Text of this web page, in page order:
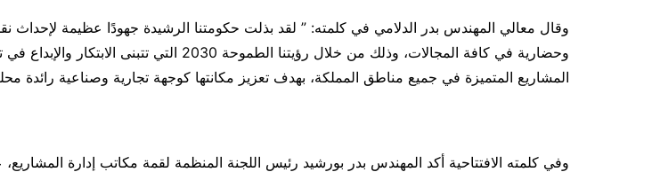
وقال معالي المهندس بدر الدلامي في كلمته: ” لقد بذلت حكومتنا الرشيدة جهودًا عظيمة لإحداث
وحضارية في كافة المجالات، وذلك من خلال رؤيتنا الطموحة 2030 التي تتبنى
المشاريع المتميزة في جميع مناطق المملكة، بهدف تعزيز مكانتها كوجهة تجارية وصناعية رائدة
وفي كلمته الافتتاحية أكد المهندس بدر بورشيد رئيس اللجنة المنظمة لقمة مكاتب إدارة